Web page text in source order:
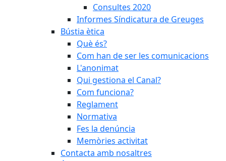
Consultes 2020
Informes Síndicatura de Greuges
Bústia ètica
Què és?
Com han de ser les comunicacions
L'anonimat
Qui gestiona el Canal?
Com funciona?
Reglament
Normativa
Fes la denúncia
Memòries activitat
Contacta amb nosaltres